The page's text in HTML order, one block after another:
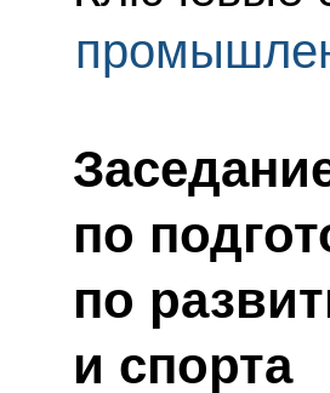
по
по
и спорта